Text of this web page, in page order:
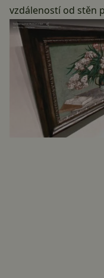
vzdáleností od stěn